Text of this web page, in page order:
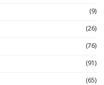
(9)
(26)
(76)
(91)
(65)